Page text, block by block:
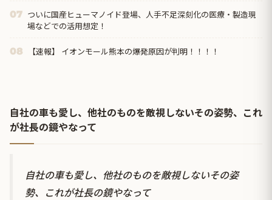
07 ついに国産ヒューマノイド登場、人手不足深刻化の医療・製造現
場などでの活用想定！
08 【速報】 イオンモール熊本の爆発原因が判明！！！！
自社の車も愛し、他社のものを敵視しないその姿勢、これ
が社長の鏡やなって
自社の車も愛し、他社のものを敵視しないその姿
勢、これが社長の鏡やなって